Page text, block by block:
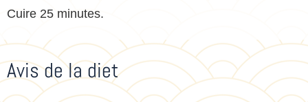
Cuire 25 minutes.
Avis de la diet